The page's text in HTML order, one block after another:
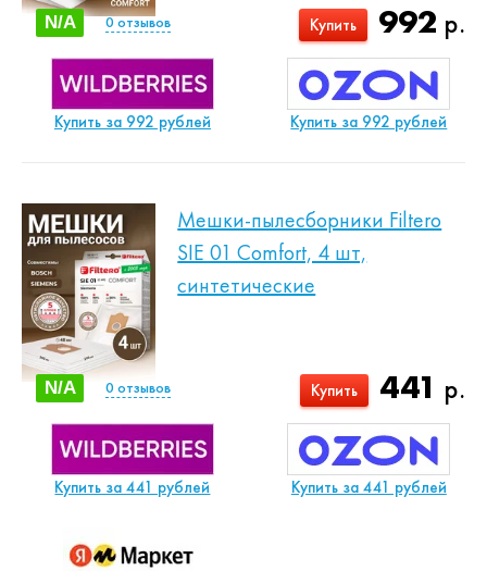
992 р.
Купить
N/A 0отзывов
Купить за 992 рублей Купить за 992 рублей
Мешки-пылесборники Filtero
SIE 01 Comfort, 4 шт,
синтетические
441 р.
Купить
N/A 0 отзывов
Купить за 441 рублей Купить за 441 рублей